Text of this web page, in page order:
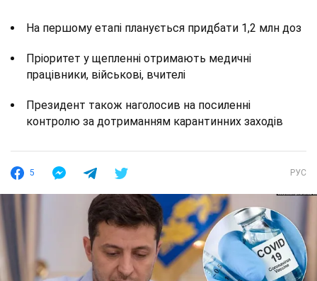
На першому етапі планується придбати 1,2 млн доз
Пріоритет у щепленні отримають медичні
працівники, військові, вчителі
Президент також наголосив на посиленні
контролю за дотриманням карантинних заходів
5 РУС